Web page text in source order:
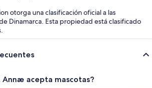
otorga una clasificación oficial a las
Dinamarca. Esta propiedad está clasificado
Annæ acepta mascotas?